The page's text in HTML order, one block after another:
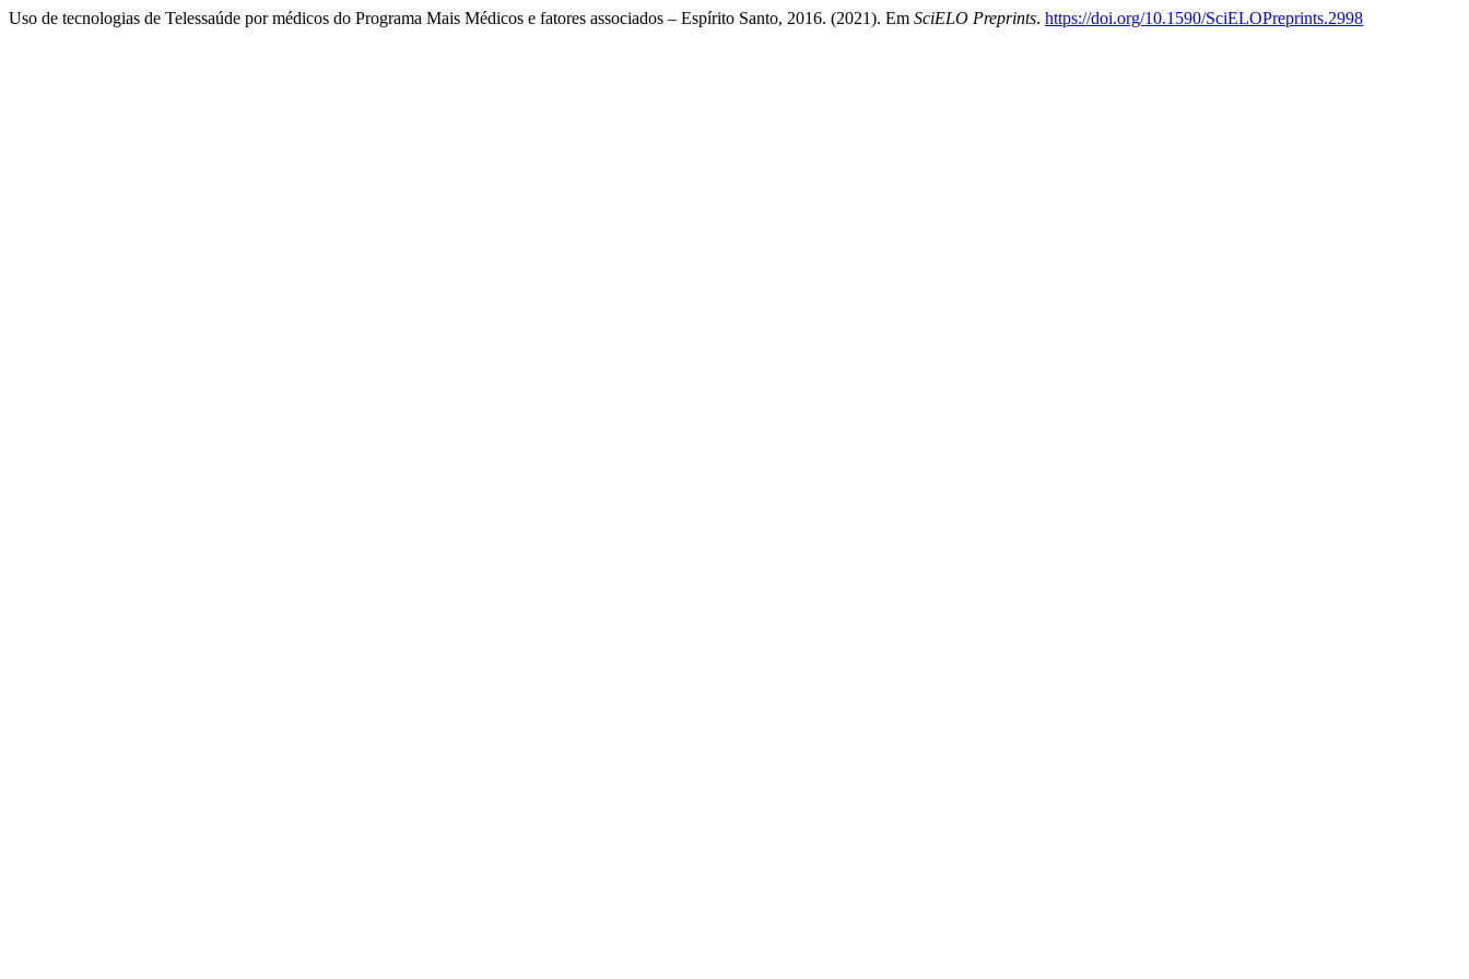
Uso de tecnologias de Telessaúde por médicos do Programa Mais Médicos e fatores associados – Espírito Santo, 2016. (2021). Em SciELO Preprints. https://doi.org/10.1590/SciELOPreprints.2998